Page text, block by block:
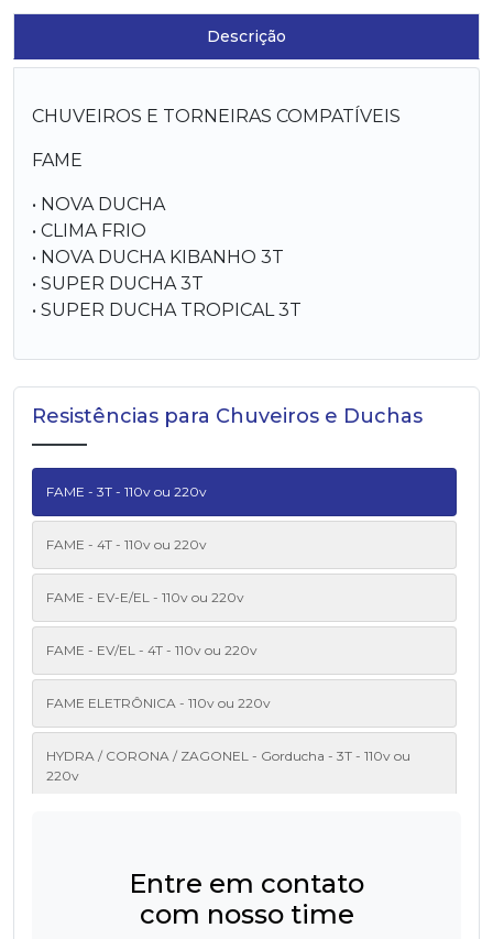
Descrição
CHUVEIROS E TORNEIRAS COMPATÍVEIS
FAME
• NOVA DUCHA
• CLIMA FRIO
• NOVA DUCHA KIBANHO 3T
• SUPER DUCHA 3T
• SUPER DUCHA TROPICAL 3T
Resistências para Chuveiros e Duchas
FAME - 3T - 110v ou 220v
FAME - 4T - 110v ou 220v
FAME - EV-E/EL - 110v ou 220v
FAME - EV/EL - 4T - 110v ou 220v
FAME ELETRÔNICA - 110v ou 220v
HYDRA / CORONA / ZAGONEL - Gorducha - 3T - 110v ou
220v
HYDRA / CORONA / ZAGONEL - Ballerina ou Ducha SS - 3T -
Entre em contato
com nosso time